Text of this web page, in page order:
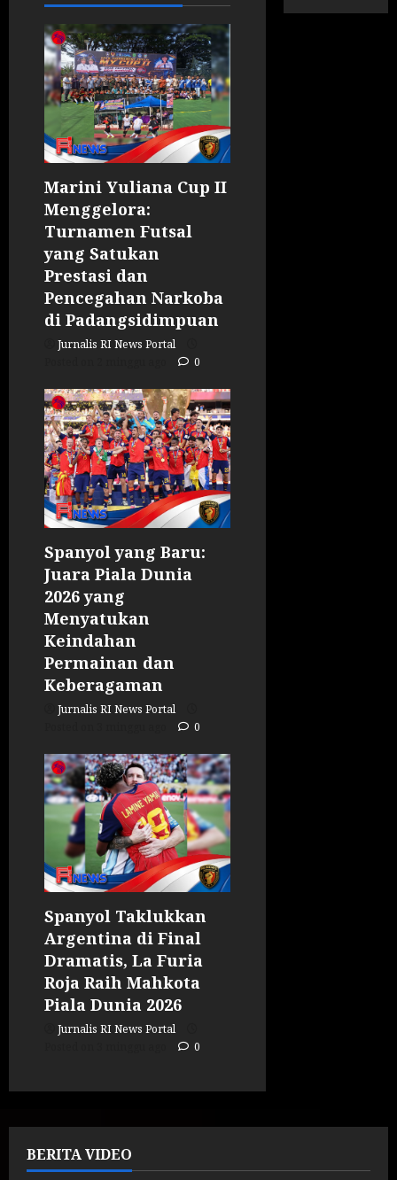
Marini Yuliana Cup II
Menggelora:
Turnamen Futsal
yang Satukan
Prestasi dan
Pencegahan Narkoba
di Padangsidimpuan
Jurnalis RI News Portal
0
Spanyol yang Baru:
Juara Piala Dunia
2026 yang
Menyatukan
Keindahan
Permainan dan
Keberagaman
Jurnalis RI News Portal
0
Spanyol Taklukkan
Argentina di Final
Dramatis, La Furia
Roja Raih Mahkota
Piala Dunia 2026
Jurnalis RI News Portal
0
BERITA VIDEO